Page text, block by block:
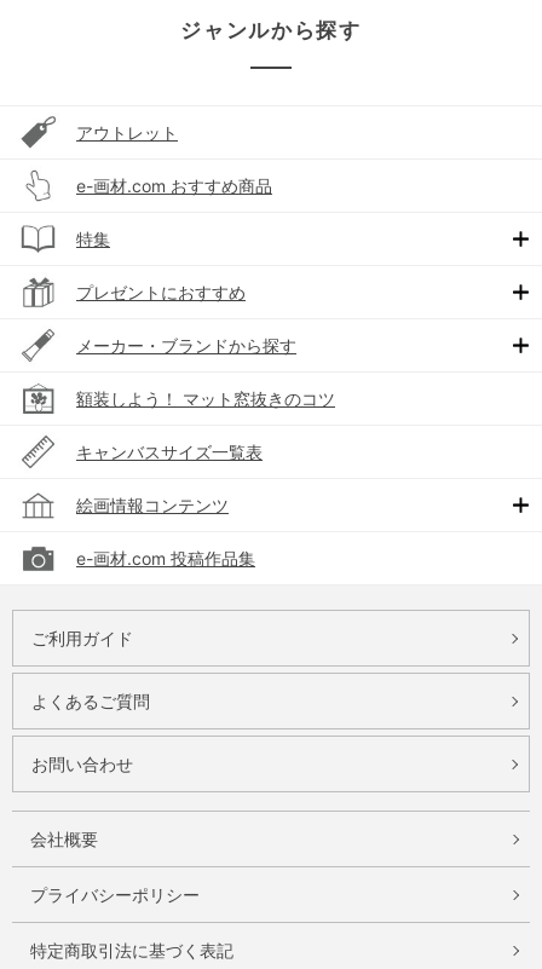
ジャンルから探す
アウトレット
e-画材.com おすすめ商品
特集
プレゼントにおすすめ
メーカー・ブランドから探す
額装しよう！ マット窓抜きのコツ
キャンバスサイズ一覧表
絵画情報コンテンツ
e-画材.com 投稿作品集
ご利用ガイド
よくあるご質問
お問い合わせ
会社概要
プライバシーポリシー
特定商取引法に基づく表記